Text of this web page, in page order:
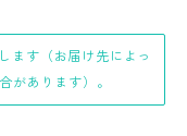
ます（お届け先によっ
があります）。